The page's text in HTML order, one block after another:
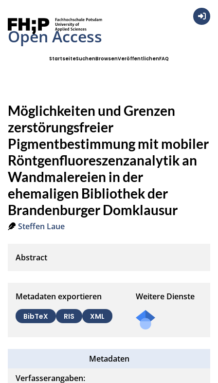
Open Access
StartseiteSuchenBrowsenVeröffentlichenFAQ
Möglichkeiten und Grenzen
zerstörungsfreier
Pigmentbestimmung mit mobiler
Röntgenfluoreszenzanalytik an
Wandmalereien in der
ehemaligen Bibliothek der
Brandenburger Domklausur
Steffen Laue
Metadaten exportieren
BibTeX RIS XML
Weitere Dienste
Metadaten
Verfasserangaben: